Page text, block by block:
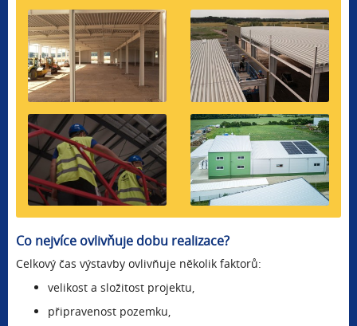
Co nejvíce ovlivňuje dobu realizace?
Celkový čas výstavby ovlivňuje několik faktorů:
velikost a složitost projektu,
připravenost pozemku,